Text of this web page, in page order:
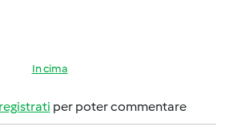
In cima
registrati per poter commentare